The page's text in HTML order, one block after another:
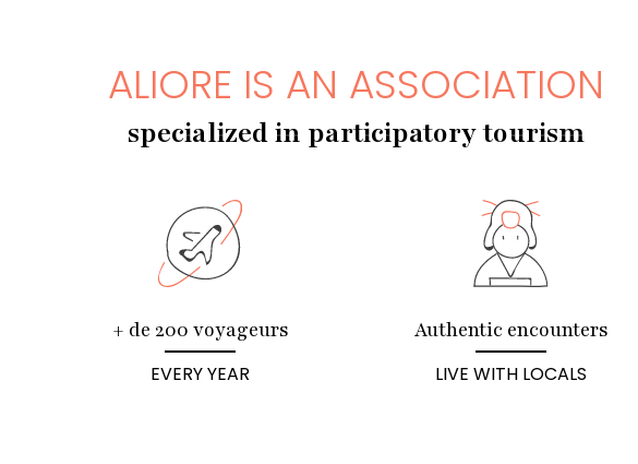
ALIORE IS AN ASSOCIATION
specialized in participatory tourism
+ de 200 voyageurs
EVERY YEAR
Authentic encounters
LIVE WITH LOCALS